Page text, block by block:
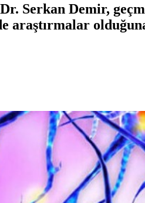
Serkan Demir,
araştırmalar